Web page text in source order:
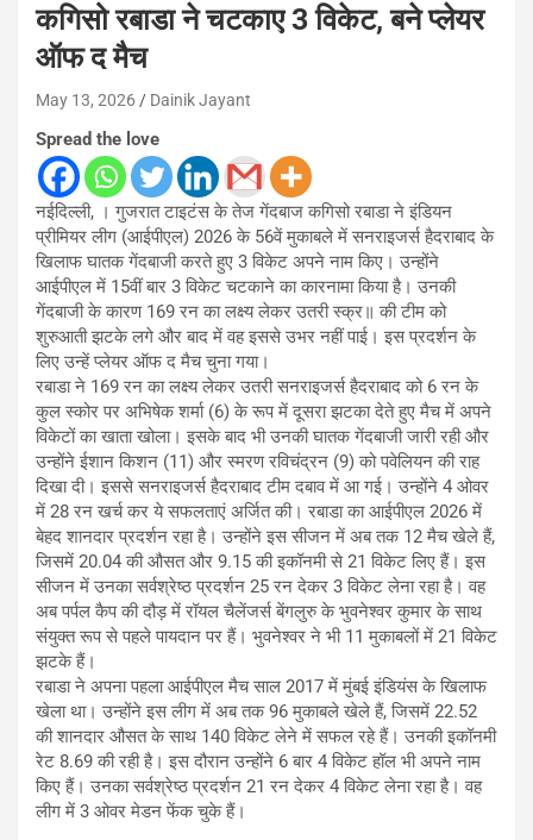
कगिसो रबाडा ने चटकाए 3 विकेट, बने प्लेयर
ऑफ द मैच
May 13, 2026 Dainik Jayant
Spread the love
नईदिल्ली, । गुजरात टाइटंस के तेज गेंदबाज कगिसो रबाडा ने इंडियन
प्रीमियर लीग (आईपीएल) 2026 के 56वें मुकाबले में सनराइजर्स हैदराबाद के
खिलाफ घातक गेंदबाजी करते हुए 3 विकेट अपने नाम किए। उन्होंने
आईपीएल में 15वीं बार 3 विकेट चटकाने का कारनामा किया है। उनकी
गेंदबाजी के कारण 169 रन का लक्ष्य लेकर उतरी स्क्र॥ की टीम को
शुरुआती झटके लगे और बाद में वह इससे उभर नहीं पाई। इस प्रदर्शन के
लिए उन्हें प्लेयर ऑफ द मैच चुना गया।
रबाडा ने 169 रन का लक्ष्य लेकर उतरी सनराइजर्स हैदराबाद को 6 रन के
कुल स्कोर पर अभिषेक शर्मा (6) के रूप में दूसरा झटका देते हुए मैच में अपने
विकेटों का खाता खोला। इसके बाद भी उनकी घातक गेंदबाजी जारी रही और
उन्होंने ईशान किशन (11) और स्मरण रविचंद्रन (9) को पवेलियन की राह
दिखा दी। इससे सनराइजर्स हैदराबाद टीम दबाव में आ गई। उन्होंने 4 ओवर
में 28 रन खर्च कर ये सफलताएं अर्जित की। रबाडा का आईपीएल 2026 में
बेहद शानदार प्रदर्शन रहा है। उन्होंने इस सीजन में अब तक 12 मैच खेले हैं,
जिसमें 20.04 की औसत और 9.15 की इकॉनमी से 21 विकेट लिए हैं। इस
सीजन में उनका सर्वश्रेष्ठ प्रदर्शन 25 रन देकर 3 विकेट लेना रहा है। वह
अब पर्पल कैप की दौड़ में रॉयल चैलेंजर्स बेंगलुरु के भुवनेश्वर कुमार के साथ
संयुक्त रूप से पहले पायदान पर हैं। भुवनेश्वर ने भी 11 मुकाबलों में 21 विकेट
झटके हैं।
रबाडा ने अपना पहला आईपीएल मैच साल 2017 में मुंबई इंडियंस के खिलाफ
खेला था। उन्होंने इस लीग में अब तक 96 मुकाबले खेले हैं, जिसमें 22.52
की शानदार औसत के साथ 140 विकेट लेने में सफल रहे हैं। उनकी इकॉनमी
रेट 8.69 की रही है। इस दौरान उन्होंने 6 बार 4 विकेट हॉल भी अपने नाम
किए हैं। उनका सर्वश्रेष्ठ प्रदर्शन 21 रन देकर 4 विकेट लेना रहा है। वह
लीग में 3 ओवर मेडन फेंक चुके हैं।